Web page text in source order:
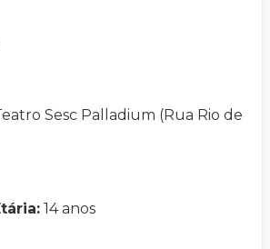
Sesc Palladium (Rua Rio de
14 anos